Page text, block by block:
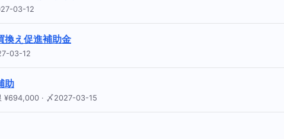
03-12
換え促進補助金
03-12
助
¥694,000 · 〆2027-03-15